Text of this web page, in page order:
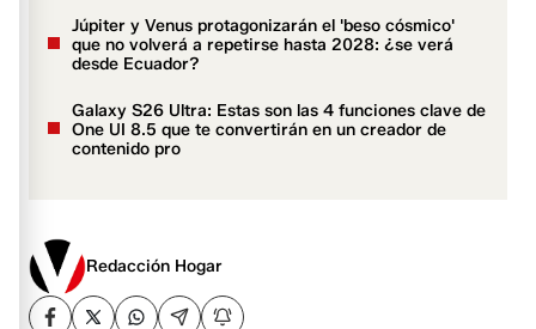
Júpiter y Venus protagonizarán el 'beso cósmico'
que no volverá a repetirse hasta 2028: ¿se verá
desde Ecuador?
Galaxy S26 Ultra: Estas son las 4 funciones clave de
One UI 8.5 que te convertirán en un creador de
contenido pro
Redacción Hogar